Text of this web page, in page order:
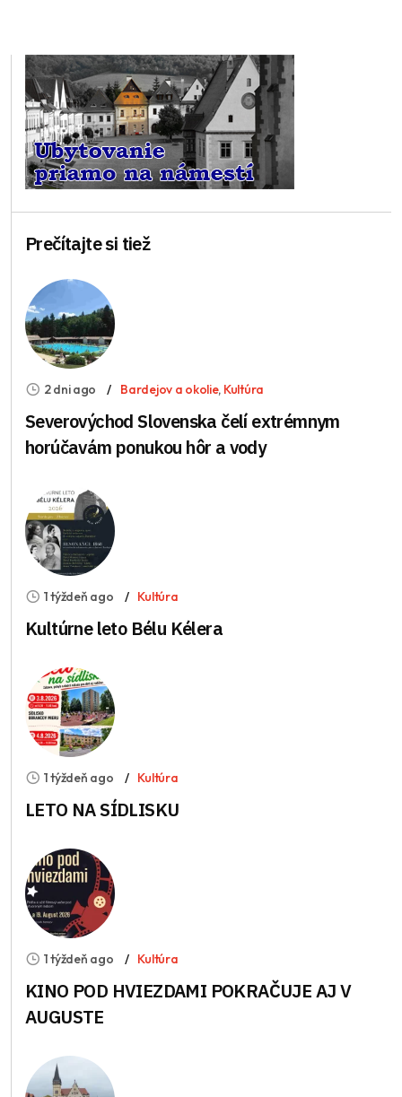
Prečítajte si tiež
2 dni ago Bardejov a okolie, Kultúra
Severovýchod Slovenska čelí extrémnym
horúčavám ponukou hôr a vody
1 týždeň ago Kultúra
Kultúrne leto Bélu Kélera
1 týždeň ago Kultúra
LETO NA SÍDLISKU
1 týždeň ago Kultúra
KINO POD HVIEZDAMI POKRAČUJE AJ V
AUGUSTE